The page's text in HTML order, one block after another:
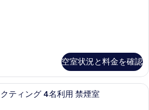
空室状況と料金を確認
ティング 4名利用 禁煙室